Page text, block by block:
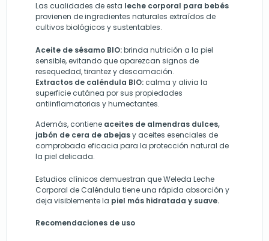
Las cualidades de esta leche corporal para bebés
provienen de ingredientes naturales extraídos de
cultivos biológicos y sustentables.
Aceite de sésamo BIO:brinda nutrición a la piel
sensible, evitando que aparezcan signos de
resequedad, tirantez y descamación.
Extractos de caléndula BIO: calma y alivia la
superficie cutánea por sus propiedades
antiinflamatorias y humectantes.
Además, contiene aceites de almendras dulces,
jabón de cera de abejasy aceites esenciales de
comprobada eficacia para la protección natural de
la piel delicada.
Estudios clínicos demuestran que Weleda Leche
Corporal de Caléndula tiene una rápida absorción y
deja visiblemente la piel más hidratada y suave.
Recomendaciones de uso